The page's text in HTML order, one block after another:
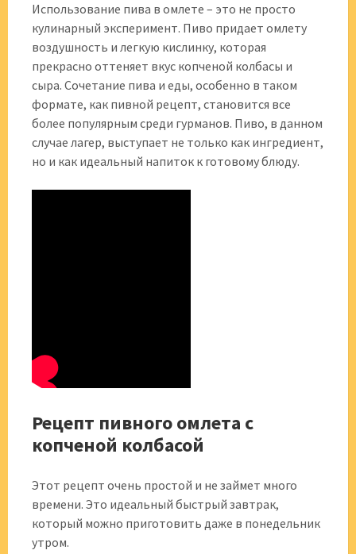
Использование пива в омлете – это не просто
кулинарный эксперимент. Пиво придает омлету
воздушность и легкую кислинку, которая
прекрасно оттеняет вкус копченой колбасы и
сыра. Сочетание пива и еды, особенно в таком
формате, как пивной рецепт, становится все
более популярным среди гурманов. Пиво, в данном
случае лагер, выступает не только как ингредиент,
но и как идеальный напиток к готовому блюду.
Рецепт пивного омлета с
копченой колбасой
Этот рецепт очень простой и не займет много
времени. Это идеальный быстрый завтрак,
который можно приготовить даже в понедельник
утром.